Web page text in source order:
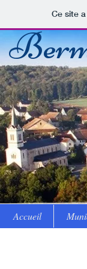
Ce site
Accueil